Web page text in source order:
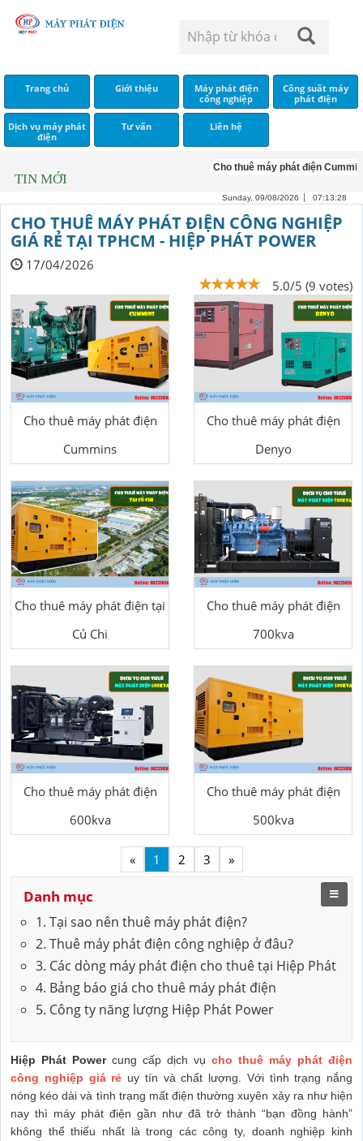
Trang chủ Giới thiệu
Máy phát điện
công nghiệp
Công suất máy
phát điện
Dịch vụ máy phát
điện
Tư vấn Liên hệ
TIN MỚI
Cho thuê máy phát điện Cummins
Sunday, 09/08/2026 07:13:29
CHO THUÊ MÁY PHÁT ĐIỆN CÔNG NGHIỆP
GIÁ RẺ TẠI TPHCM - HIỆP PHÁT POWER
17/04/2026
5.0/5 (9 votes)
Cho thuê máy phát điện
Cummins
Cho thuê máy phát điện
Denyo
Cho thuê máy phát điện tại
Củ Chi
Cho thuê máy phát điện
700kva
Cho thuê máy phát điện
600kva
Cho thuê máy phát điện
500kva
« 1 2 3 »
Danh mục
1. Tại sao nên thuê máy phát điện?
2. Thuê máy phát điện công nghiệp ở đâu?
3. Các dòng máy phát điện cho thuê tại Hiệp Phát
4. Bảng báo giá cho thuê máy phát điện
5. Công ty năng lượng Hiệp Phát Power
Hiệp Phát Powercung cấp dịch vụ cho thuê máy phát điện
công nghiệp giá rẻ uy tín và chất lượng. Với tình trạng nắng
nóng kéo dài và tình trạng mất điện thường xuyên xảy ra như hiện
nay thì máy phát điện gần như đã trở thành “bạn đồng hành”
không thể thiếu nhất là trong các công ty, doanh nghiệp kinh